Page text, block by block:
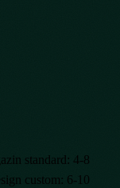
standard: 4-8
custom: 6-10